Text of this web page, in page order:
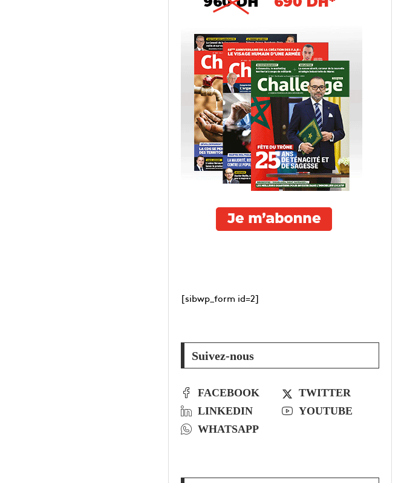
[sibwp_form id=2]
Suivez-nous
FACEBOOK
TWITTER
LINKEDIN
YOUTUBE
WHATSAPP